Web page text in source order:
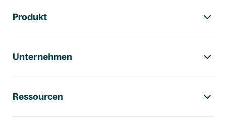
Produkt
Unternehmen
Ressourcen